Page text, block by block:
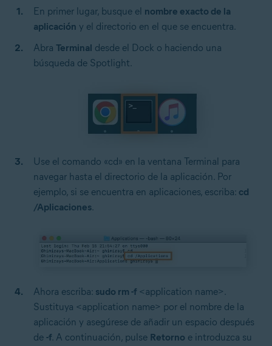
En primer lugar, busque el nombre exacto de la
aplicación y el directorio en el que se encuentra.
Abra Terminal desde el Dock o haciendo una
búsqueda de Spotlight.
Use el comando «cd» en la ventana Terminal para
navegar hasta el directorio de la aplicación. Por
ejemplo, si se encuentra en aplicaciones, escriba: cd
/Aplicaciones.
Ahora escriba: sudo rm -f <application name>.
Sustituya <application name> por el nombre de la
aplicación y asegúrese de añadir un espacio después
de -f. A continuación, pulse Retorno e introduzca su